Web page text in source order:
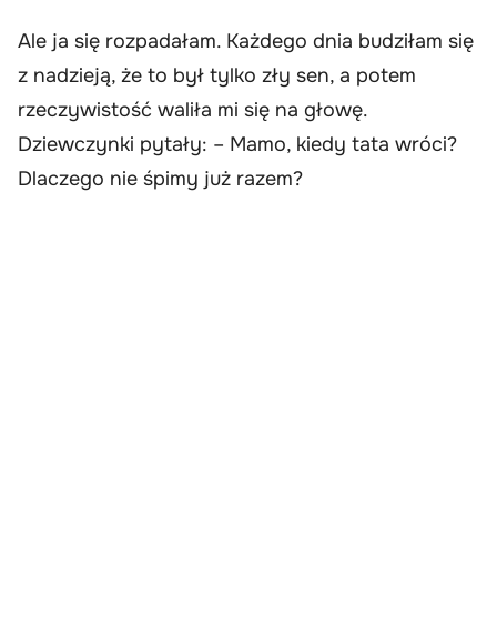
Ale ja się rozpadałam. Każdego dnia budziłam się
z nadzieją, że to był tylko zły sen, a potem
rzeczywistość waliła mi się na głowę.
Dziewczynki pytały: – Mamo, kiedy tata wróci?
Dlaczego nie śpimy już razem?